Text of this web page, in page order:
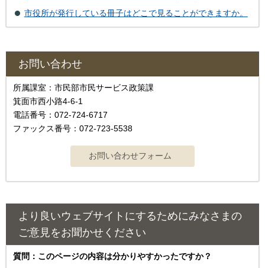
市役所が発行している冊子はどこで見ることができますか。
お問い合わせ
所属課室：市民部市民サービス政策課
箕面市西小路4‐6‐1
電話番号：072-724-6717
ファックス番号：072-723-5538
より良いウェブサイトにするためにみなさまの
ご意見をお聞かせください
質問：このページの内容は分かりやすかったですか？